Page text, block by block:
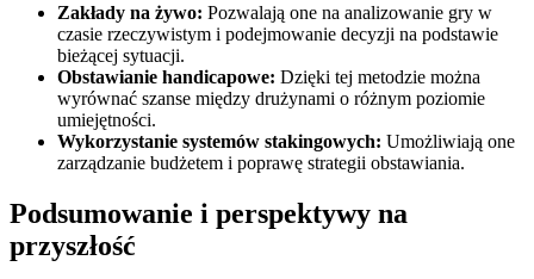
Zakłady na żywo: Pozwalają one na analizowanie gry w
czasie rzeczywistym i podejmowanie decyzji na podstawie
bieżącej sytuacji.
Obstawianie handicapowe: Dzięki tej metodzie można
wyrównać szanse między drużynami o różnym poziomie
umiejętności.
Wykorzystanie systemów stakingowych: Umożliwiają one
zarządzanie budżetem i poprawę strategii obstawiania.
Podsumowanie i perspektywy na
przyszłość